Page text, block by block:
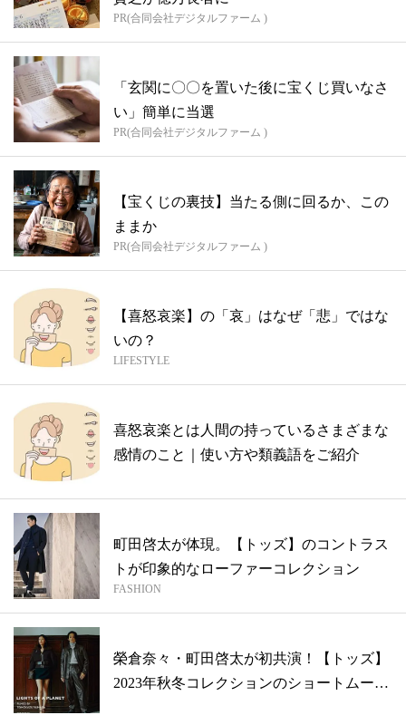
PR(合同会社デジタルファーム )
「玄関に〇〇を置いた後に宝くじ買いなさ
い」簡単に当選
PR(合同会社デジタルファーム )
【宝くじの裏技】当たる側に回るか、この
ままか
PR(合同会社デジタルファーム )
【喜怒哀楽】の「哀」はなぜ「悲」ではな
いの？
LIFESTYLE
喜怒哀楽とは人間の持っているさまざまな
感情のこと｜使い方や類義語をご紹介
町田啓太が体現。【トッズ】のコントラス
トが印象的なローファーコレクション
FASHION
榮倉奈々・町田啓太が初共演！【トッズ】
2023年秋冬コレクションのショートムー